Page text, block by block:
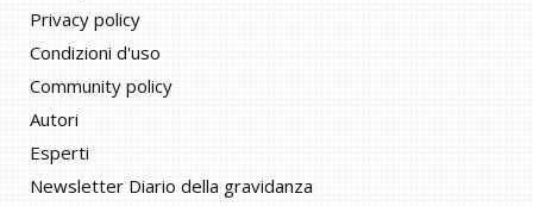
Privacy policy
Condizioni d'uso
Community policy
Autori
Esperti
Newsletter Diario della gravidanza